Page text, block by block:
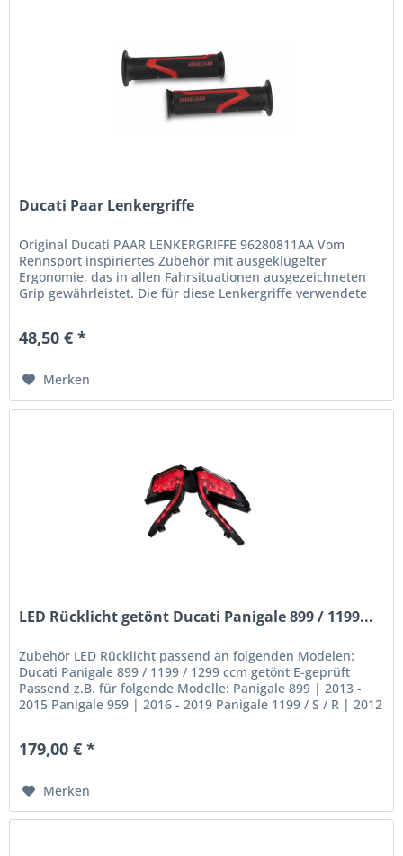
Ducati Paar Lenkergriffe
Original Ducati PAAR LENKERGRIFFE 96280811AA Vom
Rennsport inspiriertes Zubehör mit ausgeklügelter
Ergonomie, das in allen Fahrsituationen ausgezeichneten
Grip gewährleistet. Die für diese Lenkergriffe verwendete
48,50 € *
Merken
LED Rücklicht getönt Ducati Panigale 899 / 1199...
Zubehör LED Rücklicht passend an folgenden Modelen:
Ducati Panigale 899 / 1199 / 1299 ccm getönt E-geprüft
Passend z.B. für folgende Modelle: Panigale 899 | 2013 -
2015 Panigale 959 | 2016 - 2019 Panigale 1199 / S / R | 2012
179,00 € *
Merken